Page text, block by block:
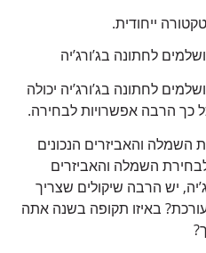
ייחודית.
לחתונה בג’ורג’יה
לחתונה בג’ורג’יה יכולה
הרבה אפשרויות לבחירה.
והאביזרים הנכונים
השמלה והאביזרים
יש הרבה שיקולים שצריך
באיזו תקופה בשנה אתה